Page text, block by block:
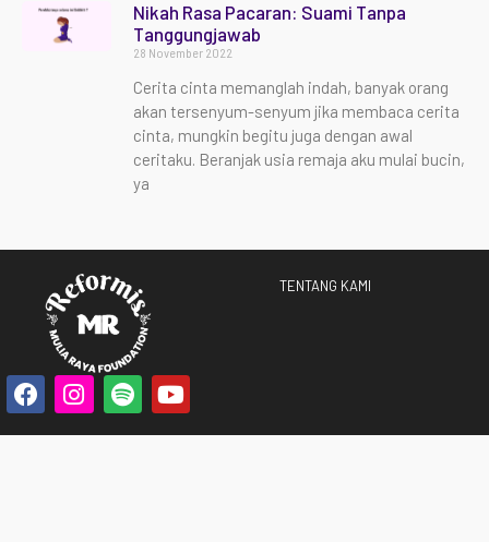
Nikah Rasa Pacaran: Suami Tanpa
Tanggungjawab
28 November 2022
Cerita cinta memanglah indah, banyak orang
akan tersenyum-senyum jika membaca cerita
cinta, mungkin begitu juga dengan awal
ceritaku. Beranjak usia remaja aku mulai bucin,
ya
TENTANG KAMI